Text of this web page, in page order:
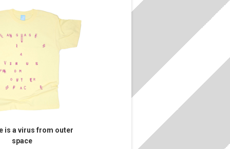
is a virus from outer
space